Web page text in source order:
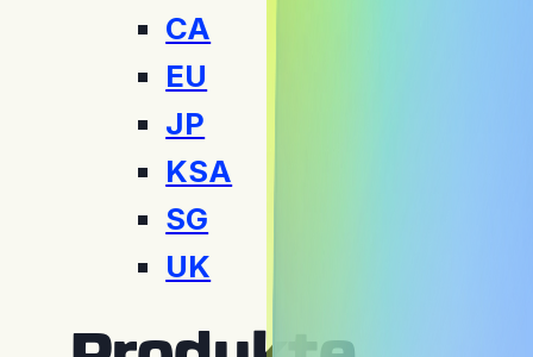
CA
EU
JP
KSA
SG
UK